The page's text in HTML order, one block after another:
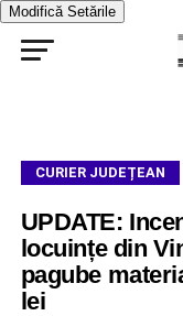
Modifică Setările
CURIER JUDEȚEAN
UPDATE:
locuințe din
pagube
lei